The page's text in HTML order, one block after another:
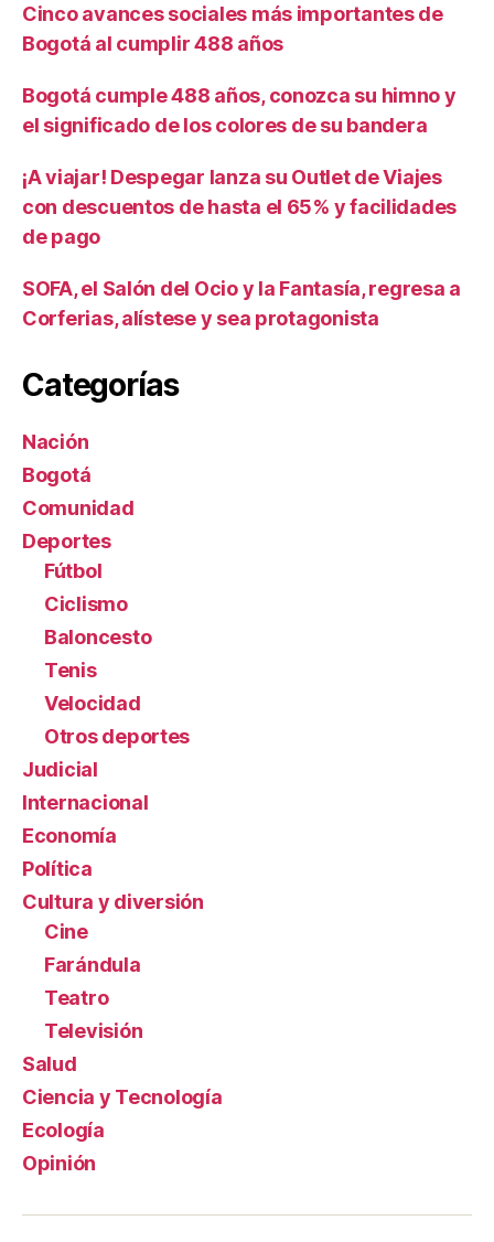
Cinco avances sociales más importantes de
Bogotá al cumplir 488 años
Bogotá cumple 488 años, conozca su himno y
el significado de los colores de su bandera
¡A viajar! Despegar lanza su Outlet de Viajes
con descuentos de hasta el 65% y facilidades
de pago
SOFA, el Salón del Ocio y la Fantasía, regresa a
Corferias, alístese y sea protagonista
Categorías
Nación
Bogotá
Comunidad
Deportes
Fútbol
Ciclismo
Baloncesto
Tenis
Velocidad
Otros deportes
Judicial
Internacional
Economía
Política
Cultura y diversión
Cine
Farándula
Teatro
Televisión
Salud
Ciencia y Tecnología
Ecología
Opinión